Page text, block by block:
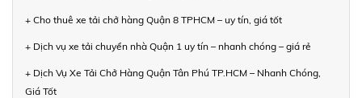
+ Cho thuê xe tải chở hàng Quận 8 TPHCM – uy tín, giá tốt
+ Dịch vụ xe tải chuyển nhà Quận 1 uy tín – nhanh chóng – giá rẻ
+ Dịch Vụ Xe Tải Chở Hàng Quận Tân Phú TP.HCM – Nhanh Chóng,
Giá Tốt